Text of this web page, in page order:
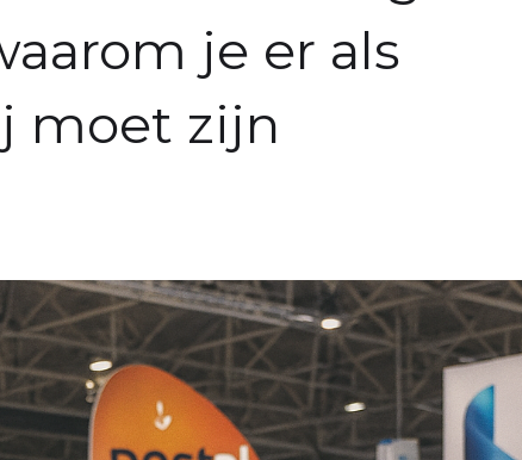
je er als
moet zijn